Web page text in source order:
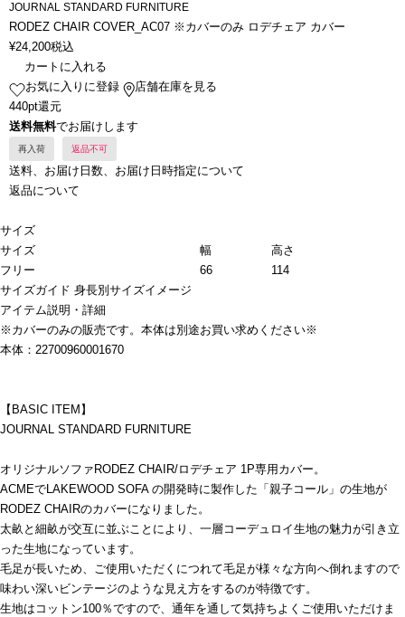
JOURNAL STANDARD FURNITURE
RODEZ CHAIR COVER_AC07 ※カバーのみ ロデチェア カバー
¥24,200税込
カートに入れる
お気に入りに登録
店舗在庫を見る
440pt還元
送料無料でお届けします
再入荷 返品不可
送料、お届け日数、お届け日時指定について
返品について
サイズ
サイズ
幅
高さ
フリー
66
114
サイズガイド 身長別サイズイメージ
アイテム説明・詳細
※カバーのみの販売です。本体は別途お買い求めください※
本体：22700960001670
【BASIC ITEM】
JOURNAL STANDARD FURNITURE
オリジナルソファRODEZ CHAIR/ロデチェア 1P専用カバー。
ACMEでLAKEWOOD SOFA の開発時に製作した「親子コール」の生地が
RODEZ CHAIRのカバーになりました。
太畝と細畝が交互に並ぶことにより、一層コーデュロイ生地の魅力が引き立
った生地になっています。
毛足が長いため、ご使用いただくにつれて毛足が様々な方向へ倒れますので
味わい深いビンテージのような見え方をするのが特徴です。
生地はコットン100％ですので、通年を通して気持ちよくご使用いただけま